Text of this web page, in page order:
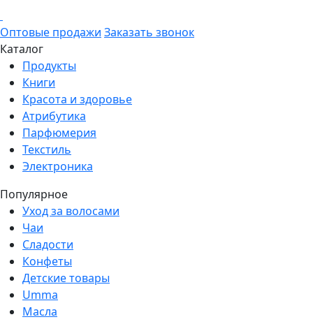
Оптовые продажи Заказать звонок
Каталог
Продукты
Книги
Красота и здоровье
Атрибутика
Парфюмерия
Текстиль
Электроника
Популярное
Уход за волосами
Чаи
Сладости
Конфеты
Детские товары
Umma
Масла